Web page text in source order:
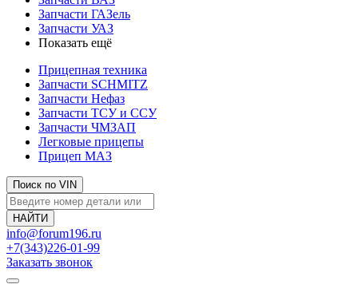
Запчасти ГАЗель
Запчасти УАЗ
Показать ещё
Прицепная техника
Запчасти SCHMITZ
Запчасти Нефаз
Запчасти ТСУ и ССУ
Запчасти ЧМЗАП
Легковые прицепы
Прицеп МАЗ
Поиск по VIN
info@forum196.ru
+7(343)226-01-99
Заказать звонок